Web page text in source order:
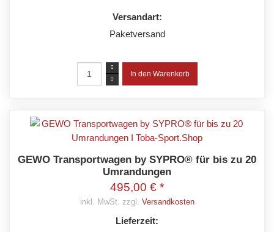
Versandart:
Paketversand
GEWO Transportwagen by SYPRO® für bis zu 20
Umrandungen
495,00 € *
inkl. MwSt. zzgl. Versandkosten
Lieferzeit: